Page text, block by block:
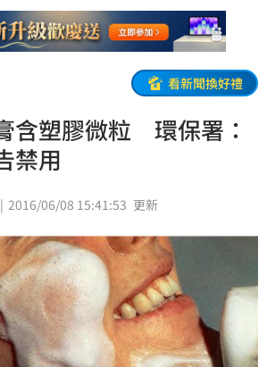
看新聞換好禮
含塑膠微粒 環保署：
禁用
2016/06/08 15:41:53 更新